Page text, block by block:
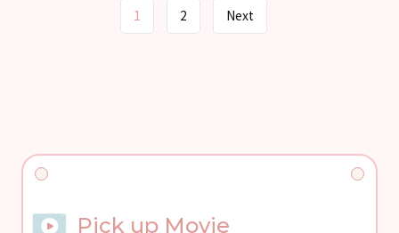
1 2 Next
Pick up Movie